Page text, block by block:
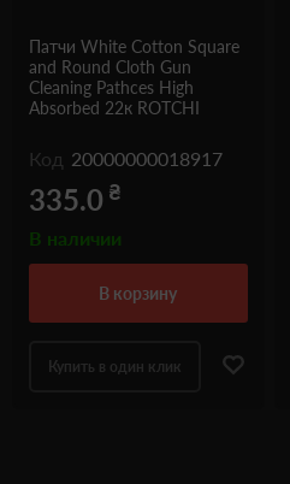
Патчи White Cotton Square
and Round Cloth Gun
Cleaning Pathces High
Absorbed 22к ROTCHI
Код 20000000018917
335.0 ₴
В наличии
в корзину
Купить в один клик